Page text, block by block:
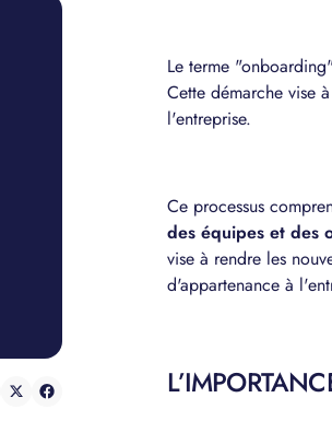
Le terme
Cette démarche vise
l'entreprise.
Ce processus
des équipes et des
vise à rendre les
d'appartenance à